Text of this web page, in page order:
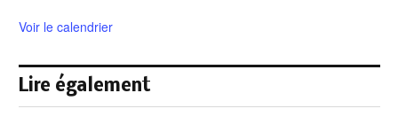
Voir le calendrier
Lire également